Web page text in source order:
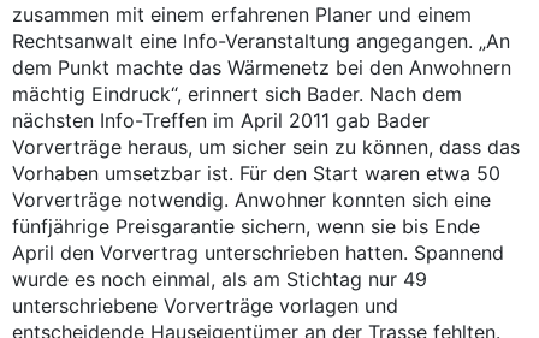
zusammen mit einem erfahrenen Planer und einem
Rechtsanwalt eine Info-Veranstaltung angegangen. „An
dem Punkt machte das Wärmenetz bei den Anwohnern
mächtig Eindruck“, erinnert sich Bader. Nach dem
nächsten Info-Treffen im April 2011 gab Bader
Vorverträge heraus, um sicher sein zu können, dass das
Vorhaben umsetzbar ist. Für den Start waren etwa 50
Vorverträge notwendig. Anwohner konnten sich eine
fünfjährige Preisgarantie sichern, wenn sie bis Ende
April den Vorvertrag unterschrieben hatten. Spannend
wurde es noch einmal, als am Stichtag nur 49
unterschriebene Vorverträge vorlagen und
entscheidende Hauseigentümer an der Trasse fehlten.